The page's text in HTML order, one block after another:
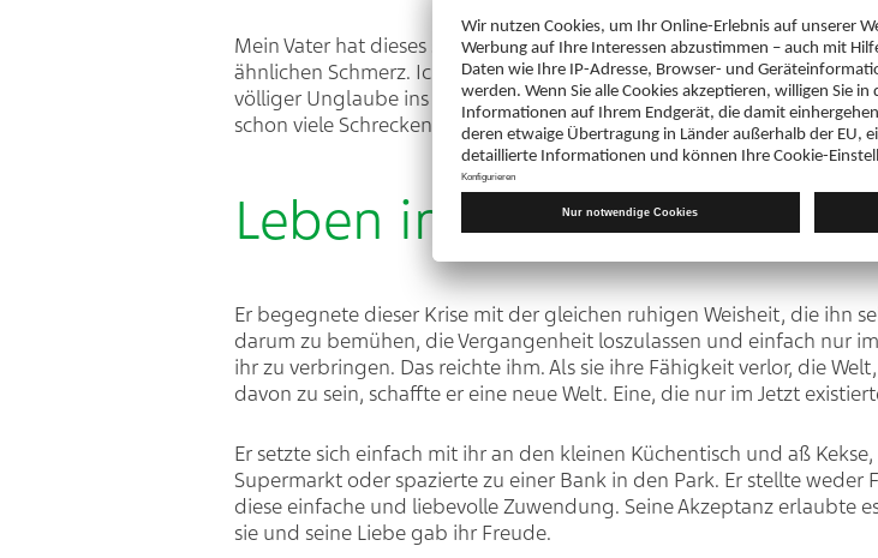
Mein Vater hat dieses schmerzhafte Rätsel für mich gelöst – durch
ähnlichen Schmerz. Ich beobachtete ihn als er sie ansah und immer
völliger Unglaube ins Gesicht geschrieben war, dass er bei etwas so
schon viele Schrecken in seinem Leben gesehen, aber diese Situation
Leben im Jetzt
Er begegnete dieser Krise mit der gleichen ruhigen Weisheit, die ihn
darum zu bemühen, die Vergangenheit loszulassen und einfach nur
ihr zu verbringen. Das reichte ihm. Als sie ihre Fähigkeit verlor, die
davon zu sein, schaffte er eine neue Welt. Eine, die nur im Jetzt
Er setzte sich einfach mit ihr an den kleinen Küchentisch und aß
Supermarkt oder spazierte zu einer Bank in den Park. Er stellte
diese einfache und liebevolle Zuwendung. Seine Akzeptanz erlaubte
sie und seine Liebe gab ihr Freude.